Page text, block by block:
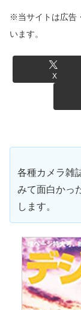
※当サイトは広告
います。
X
各種カメラ雑
みて面白かっ
します。